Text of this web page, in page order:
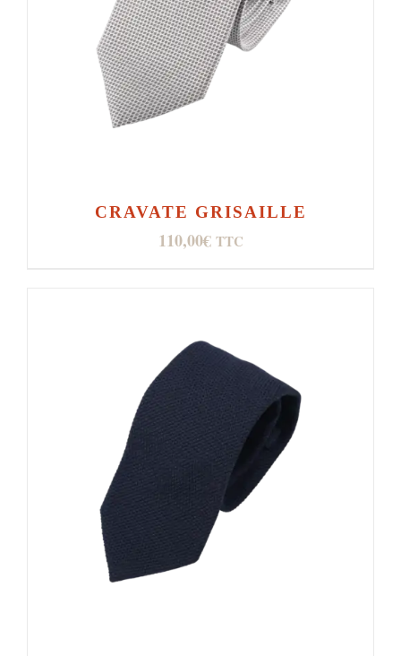
CRAVATE GRISAILLE
110,00€ TTC